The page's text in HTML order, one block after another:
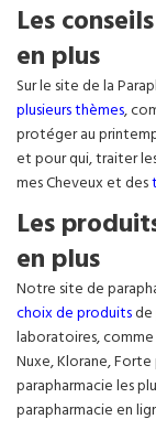
Les
en plus
Sur le site de la
plusieurs thèmes,
protéger au
et pour qui, traiter
mes Cheveux et des
Les
en plus
Notre site de
choix de produitsde
laboratoires, comme
Nuxe, Klorane,
parapharmacie les
parapharmacie en